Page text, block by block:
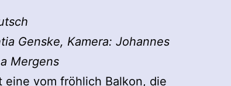
Genske, Kamera: Johannes
Mergens
eine vom fröhlich Balkon, die